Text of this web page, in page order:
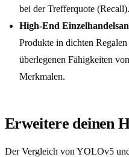
bei der Trefferquote (Recall).
High-End
Produkte in dichten
überlegenen Fähigkeiten
Merkmalen.
Erweitere deinen
Der Vergleich von YOLOv5